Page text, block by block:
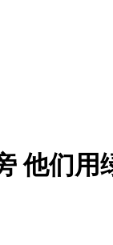
他们用